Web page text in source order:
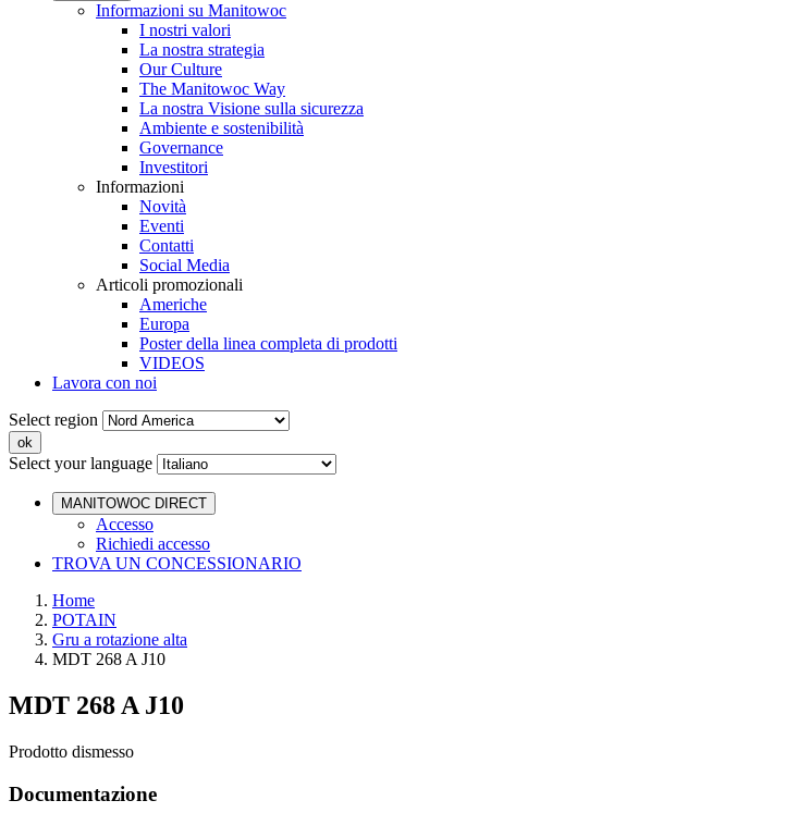
Informazioni su Manitowoc
I nostri valori
La nostra strategia
Our Culture
The Manitowoc Way
La nostra Visione sulla sicurezza
Ambiente e sostenibilità
Governance
Investitori
Informazioni
Novità
Eventi
Contatti
Social Media
Articoli promozionali
Americhe
Europa
Poster della linea completa di prodotti
VIDEOS
Lavora con noi
Select region
Select your language
MANITOWOC DIRECT
Accesso
Richiedi accesso
TROVA UN CONCESSIONARIO
Home
POTAIN
Gru a rotazione alta
MDT 268 A J10
MDT 268 A J10
Prodotto dismesso
Documentazione